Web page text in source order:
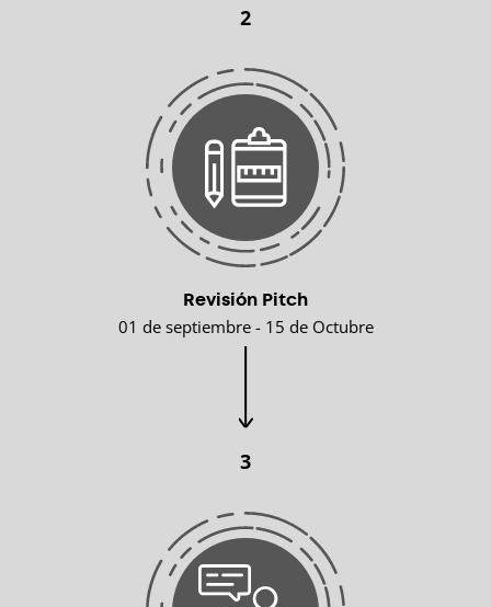
2
Revisión Pitch
01 de septiembre - 15 de Octubre
3